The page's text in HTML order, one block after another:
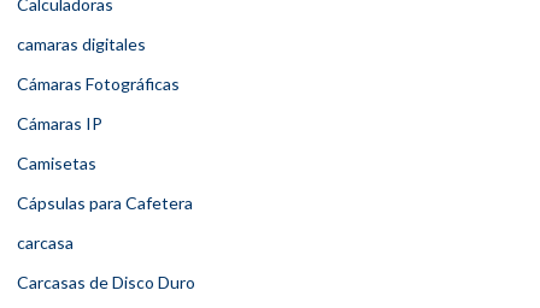
Calculadoras
camaras digitales
Cámaras Fotográficas
Cámaras IP
Camisetas
Cápsulas para Cafetera
carcasa
Carcasas de Disco Duro